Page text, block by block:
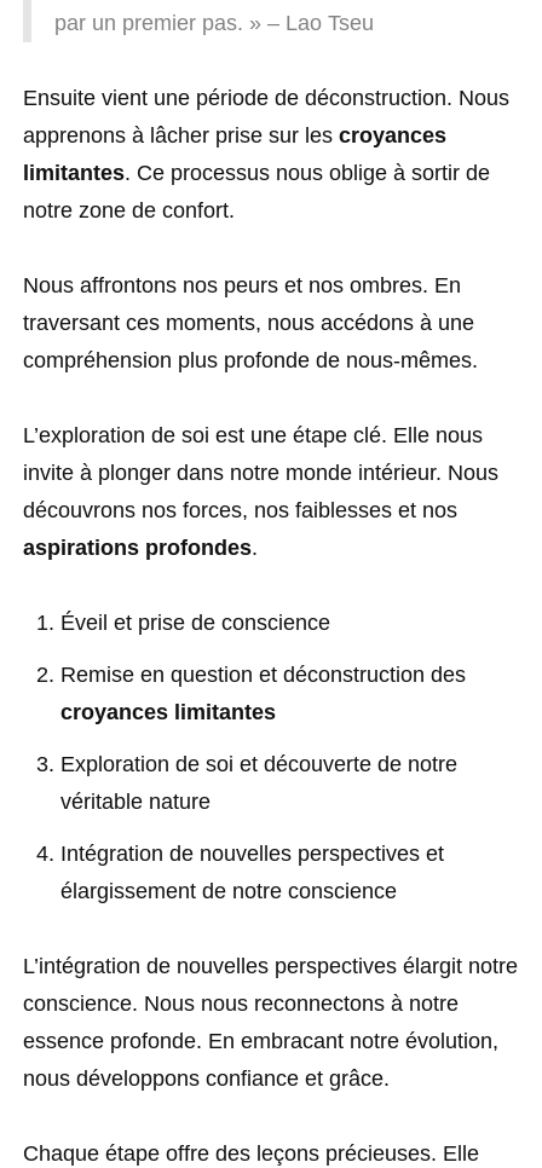
par un premier pas. » – Lao Tseu
Ensuite vient une période de déconstruction. Nous
apprenons à lâcher prise sur les croyances
limitantes. Ce processus nous oblige à sortir de
notre zone de confort.
Nous affrontons nos peurs et nos ombres. En
traversant ces moments, nous accédons à une
compréhension plus profonde de nous-mêmes.
L’exploration de soi est une étape clé. Elle nous
invite à plonger dans notre monde intérieur. Nous
découvrons nos forces, nos faiblesses et nos
aspirations profondes.
Éveil et prise de conscience
Remise en question et déconstruction des
croyances limitantes
Exploration de soi et découverte de notre
véritable nature
Intégration de nouvelles perspectives et
élargissement de notre conscience
L’intégration de nouvelles perspectives élargit notre
conscience. Nous nous reconnectons à notre
essence profonde. En embracant notre évolution,
nous développons confiance et grâce.
Chaque étape offre des leçons précieuses. Elle